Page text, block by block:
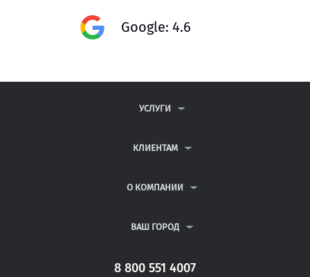
Google: 4.6
УСЛУГИ
ДИПЛОМНЫЕ РАБОТЫ
РЕФЕРАТЫ
КЛИЕНТАМ
ВОПРОСЫ И ОТВЕТЫ
ПОЛИТИКА КОНФИДЕНЦИАЛЬНОСТИ
О КОМПАНИИ
КОНТАКТЫ
ВАШ ГОРОД
САНКТ-ПЕТЕРБУРГ
8 800 551 4007